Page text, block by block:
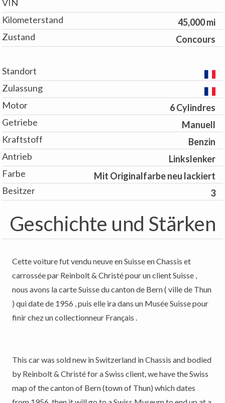
VIN
Kilometerstand
45,000 mi
Zustand
Concours
Standort
Zulassung
Motor
6 Cylindres
Getriebe
Manuell
Kraftstoff
Benzin
Antrieb
Linkslenker
Farbe
Mit Originalfarbe neu lackiert
Besitzer
3
Geschichte und Stärken
Cette voiture fut vendu neuve en Suisse en Chassis et
carrossée par Reinbolt & Christé pour un client Suisse ,
nous avons la carte Suisse du canton de Bern ( ville de Thun
) qui date de 1956 , puis elle ira dans un Musée Suisse pour
finir chez un collectionneur Français .
This car was sold new in Switzerland in Chassis and bodied
by Reinbolt & Christé for a Swiss client, we have the Swiss
map of the canton of Bern (town of Thun) which dates